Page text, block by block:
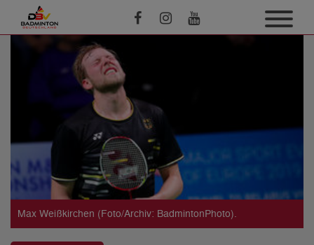
Max Weißkirchen (Foto/Archiv: BadmintonPhoto).